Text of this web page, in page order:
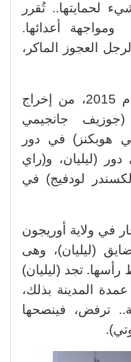
لحمايتها.. تُقرر
أعدائها.
العجوز الماكر،
(بلاكواي) فيلم إثارة صدر عام 2015، من إخراج
(جوزيف جانجيمي
هوبكنز) في دور
(ليليان، و(راي
لودفيج) في
في ولاية أوريجون
(ليليان)، وهى
تجد (ليليان)
المدينة بذلك،
ترفض، فينصحها